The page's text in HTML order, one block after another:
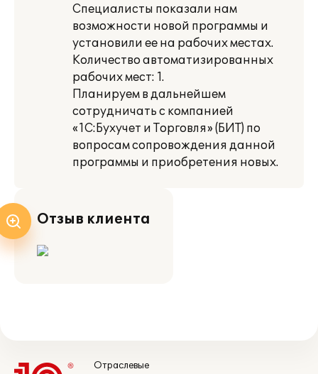
Специалисты показали нам
возможности новой программы и
установили ее на рабочих местах.
Количество автоматизированных
рабочих мест: 1.
Планируем в дальнейшем
сотрудничать с компанией
«1С:Бухучет и Торговля» (БИТ) по
вопросам сопровождения данной
программы и приобретения новых.
Отзыв клиента
Отраслевые